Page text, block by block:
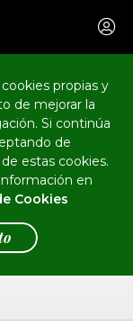
propias y
de mejorar la
Si continúa
de
estas cookies.
en
Cookies